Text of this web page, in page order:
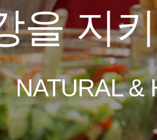
기
NATURAL &